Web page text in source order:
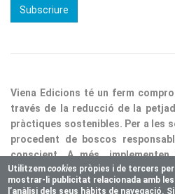
pràctiques sostenibles. Per a les
procedent de boscos
conscient. A més,
residus i optimitzar processos,
responsabilitat ecològica.
Copyright © 2025
Utilitzemcookies pròpies i de tercers
mostrar-li publicitat relacionada amb
l’anàlisi dels seus hàbits de navegació.